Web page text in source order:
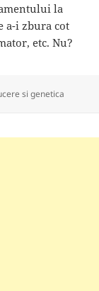
la
a-i zbura cot
etc. Nu?
si genetica